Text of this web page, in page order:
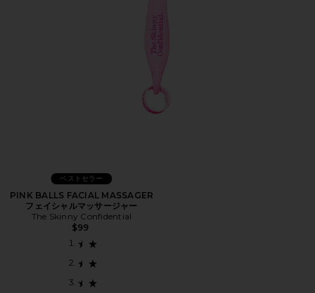
ベストセラー
PINK BALLS FACIAL MASSAGER
フェイシャルマッサージャー
The Skinny Confidential
$99